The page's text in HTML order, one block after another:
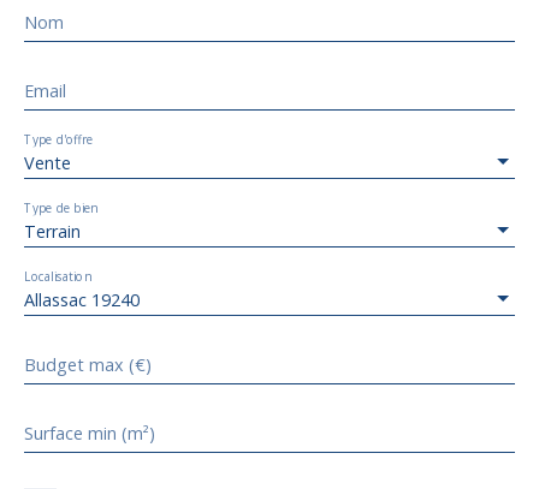
Nom
Email
Vente
Type d'offre
Terrain
Type de bien
Allassac 19240
Localisation
Budget max (€)
Surface min (m²)